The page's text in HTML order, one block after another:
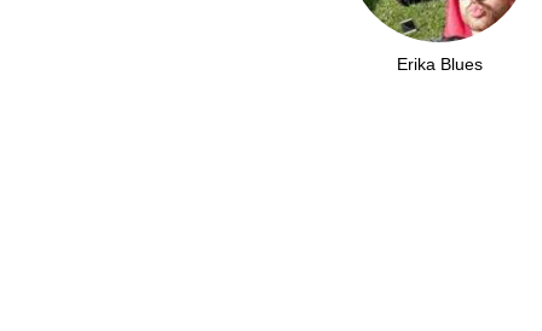
Erika Blues